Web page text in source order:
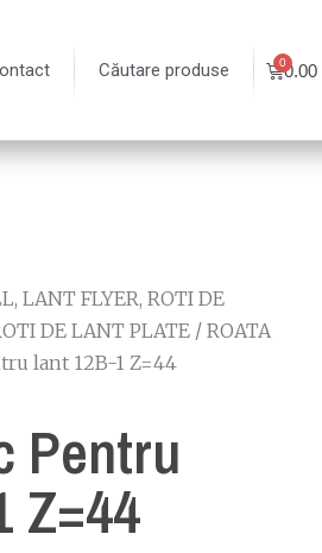
Căutare produse 0.00
LANT FLYER, ROTI DE
DE LANT PLATE / ROATA
lant 12B-1 Z=44
Pentru
Z=44